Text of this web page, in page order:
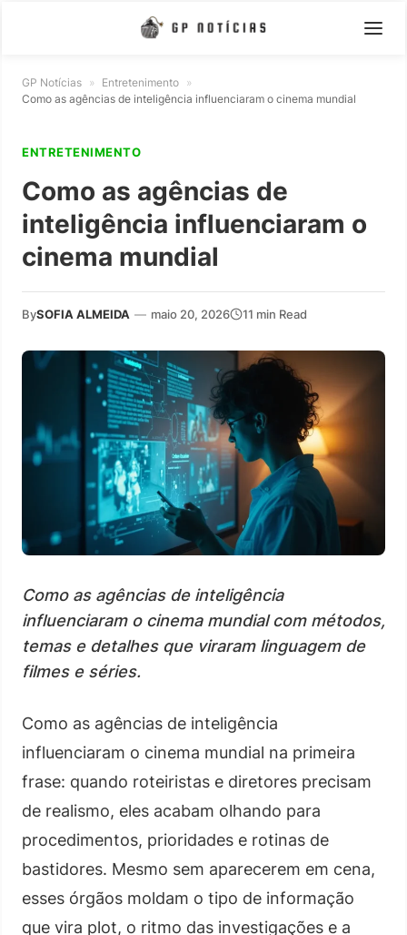
GP Notícias » Entretenimento »
Como as agências de inteligência influenciaram o cinema mundial
ENTRETENIMENTO
Como as agências de
inteligência influenciaram o
cinema mundial
BySOFIA ALMEIDA — maio 20, 2026 11 min Read
Como as agências de inteligência
influenciaram o cinema mundial com métodos,
temas e detalhes que viraram linguagem de
filmes e séries.
Como as agências de inteligência
influenciaram o cinema mundial na primeira
frase: quando roteiristas e diretores precisam
de realismo, eles acabam olhando para
procedimentos, prioridades e rotinas de
bastidores. Mesmo sem aparecerem em cena,
esses órgãos moldam o tipo de informação
que vira plot, o ritmo das investigações e a